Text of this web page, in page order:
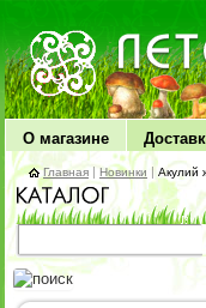
ЛЕТО чудо здоровья
О магазине
Главная | Новинки | Акулий